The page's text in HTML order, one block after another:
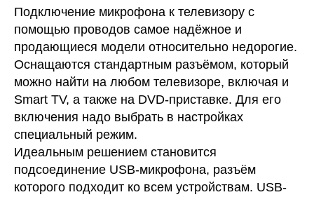
Подключение микрофона к телевизору с
помощью проводов самое надёжное и
продающиеся модели относительно недорогие.
Оснащаются стандартным разъёмом, который
можно найти на любом телевизоре, включая и
Smart TV, а также на DVD-приставке. Для его
включения надо выбрать в настройках
специальный режим.
Идеальным решением становится
подсоединение USB-микрофона, разъём
которого подходит ко всем устройствам. USB-